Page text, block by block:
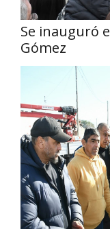
Se inauguró
Gómez